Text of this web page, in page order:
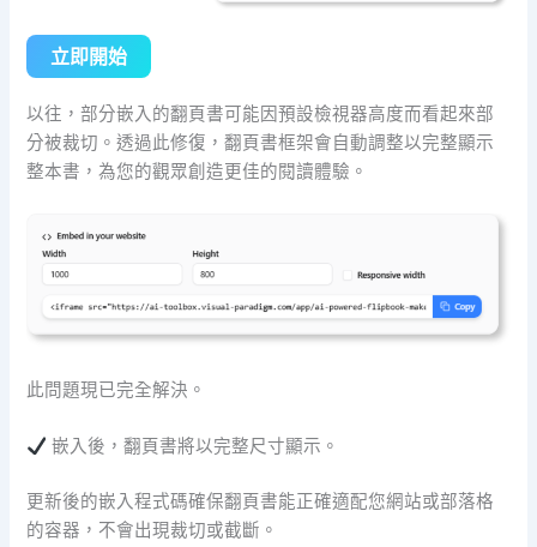
立即開始
以往，部分嵌入的翻頁書可能因預設檢視器高度而看起來部
分被裁切。透過此修復，翻頁書框架會自動調整以完整顯示
整本書，為您的觀眾創造更佳的閱讀體驗。
此問題現已完全解決。
嵌入後，翻頁書將以完整尺寸顯示。
更新後的嵌入程式碼確保翻頁書能正確適配您網站或部落格
的容器，不會出現裁切或截斷。